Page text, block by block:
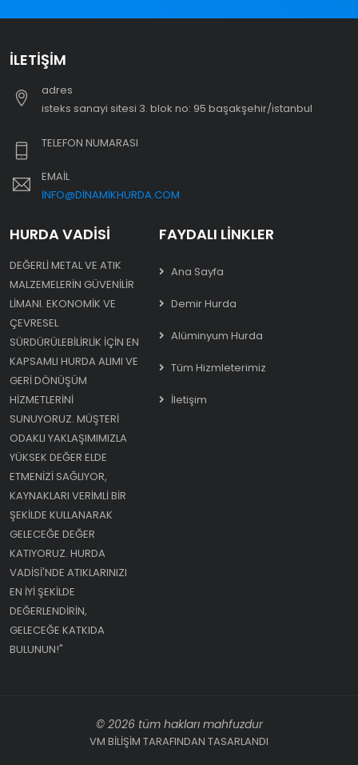
İLETIŞIM
adres
i̇steks sanayi sitesi 3. blok no: 95 başakşehir/i̇stanbul
TELEFON NUMARASI
EMAIL
INFO@DINAMIKHURDA.COM
HURDA VADISI
DEĞERLI METAL VE ATIK
MALZEMELERIN GÜVENILIR
LIMANI. EKONOMIK VE
ÇEVRESEL
SÜRDÜRÜLEBILIRLIK IÇIN EN
KAPSAMLI HURDA ALIMI VE
GERI DÖNÜŞÜM
HIZMETLERINI
SUNUYORUZ. MÜŞTERI
ODAKLI YAKLAŞIMIMIZLA
YÜKSEK DEĞER ELDE
ETMENIZI SAĞLIYOR,
KAYNAKLARI VERIMLI BIR
ŞEKILDE KULLANARAK
GELECEĞE DEĞER
KATIYORUZ. HURDA
VADISI'NDE ATIKLARINIZI
EN IYI ŞEKILDE
DEĞERLENDIRIN,
GELECEĞE KATKIDA
BULUNUN!"
FAYDALI LINKLER
Ana Sayfa
Demir Hurda
Alüminyum Hurda
Tüm Hizmleterimiz
İletişim
© 2026 tüm hakları mahfuzdur
VM BİLİŞİM TARAFINDAN TASARLANDI